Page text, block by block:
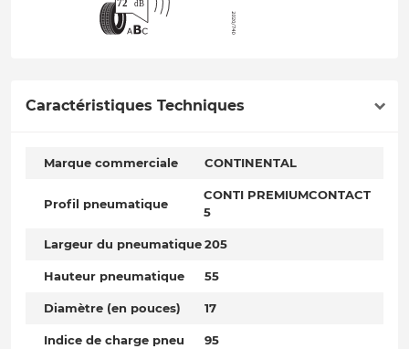
Caractéristiques Techniques
Marque commerciale CONTINENTAL
Profil pneumatique
CONTI PREMIUMCONTACT
5
Largeur du pneumatique205
Hauteur pneumatique 55
Diamètre (en pouces) 17
Indice de charge pneu 95